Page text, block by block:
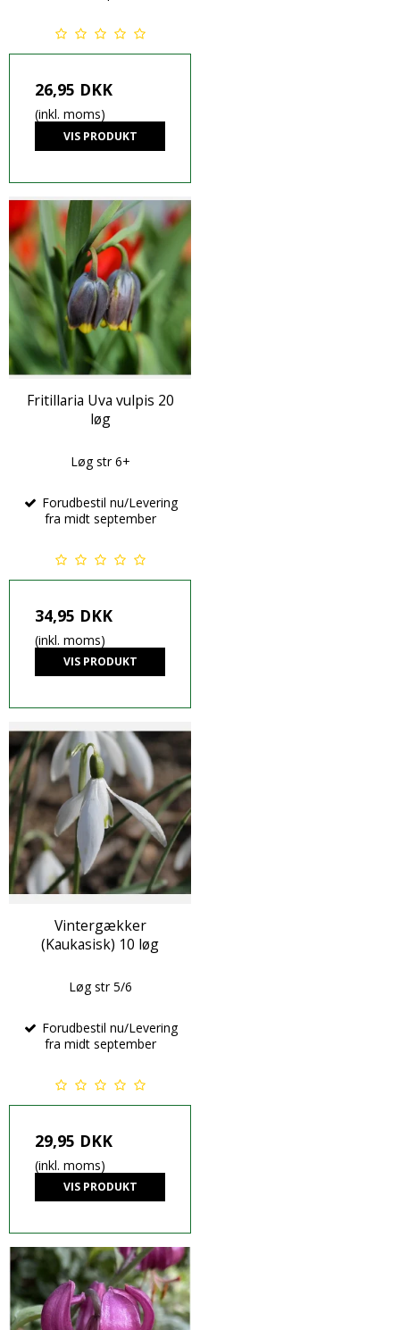
26,95 DKK
(inkl. moms)
VIS PRODUKT
Fritillaria Uva vulpis 20
løg
Løg str 6+
Forudbestil nu/Levering
fra midt september
34,95 DKK
(inkl. moms)
VIS PRODUKT
Vintergækker
(Kaukasisk) 10 løg
Løg str 5/6
Forudbestil nu/Levering
fra midt september
29,95 DKK
(inkl. moms)
VIS PRODUKT